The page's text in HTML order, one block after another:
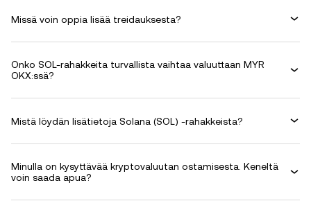
Missä voin oppia lisää treidauksesta?
Onko SOL-rahakkeita turvallista vaihtaa valuuttaan MYR
OKX:ssä?
Mistä löydän lisätietoja Solana (SOL) -rahakkeista?
Minulla on kysyttävää kryptovaluutan ostamisesta. Keneltä
voin saada apua?